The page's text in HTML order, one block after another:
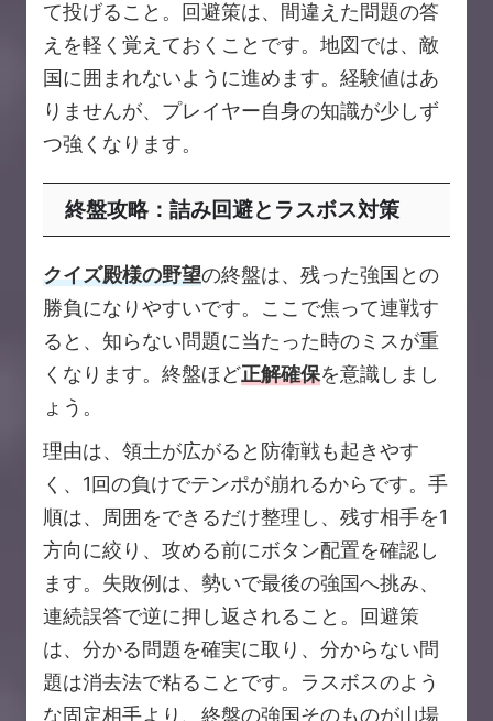
て投げること。回避策は、間違えた問題の答
えを軽く覚えておくことです。地図では、敵
国に囲まれないように進めます。経験値はあ
りませんが、プレイヤー自身の知識が少しず
つ強くなります。
終盤攻略：詰み回避とラスボス対策
クイズ殿様の野望の終盤は、残った強国との
勝負になりやすいです。ここで焦って連戦す
ると、知らない問題に当たった時のミスが重
くなります。終盤ほど正解確保を意識しまし
ょう。
理由は、領土が広がると防衛戦も起きやす
く、1回の負けでテンポが崩れるからです。手
順は、周囲をできるだけ整理し、残す相手を1
方向に絞り、攻める前にボタン配置を確認し
ます。失敗例は、勢いで最後の強国へ挑み、
連続誤答で逆に押し返されること。回避策
は、分かる問題を確実に取り、分からない問
題は消去法で粘ることです。ラスボスのよう
な固定相手より、終盤の強国そのものが山場